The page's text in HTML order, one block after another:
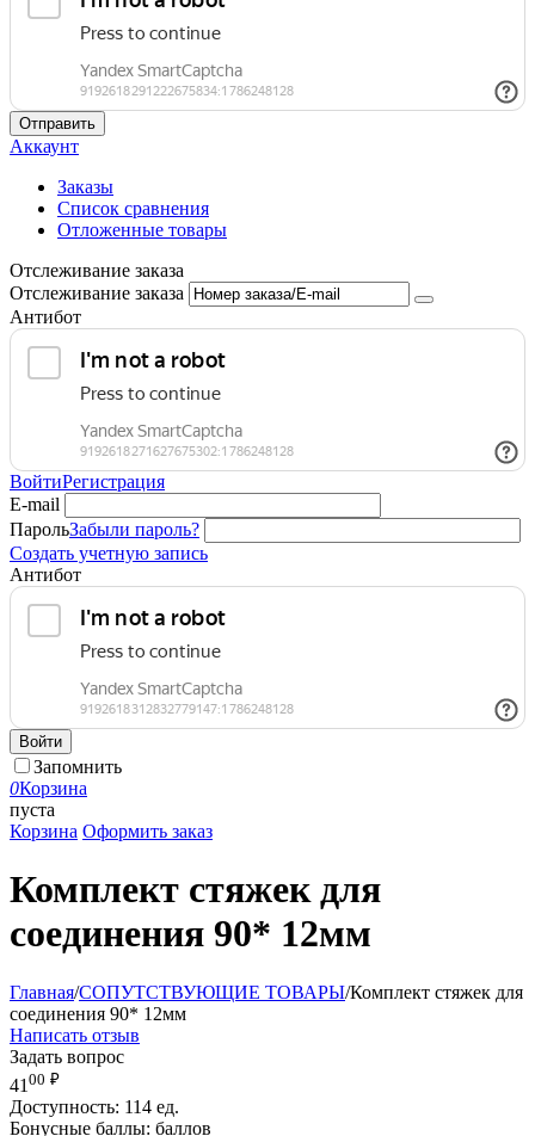
Отправить
Аккаунт
Заказы
Список сравнения
Отложенные товары
Отслеживание заказа
Отслеживание заказа
Антибот
ВойтиРегистрация
E-mail
ПарольЗабыли пароль?
Создать учетную запись
Антибот
Войти
Запомнить
0Корзина
пуста
Корзина Оформить заказ
Комплект стяжек для
соединения 90* 12мм
Главная/СОПУТСТВУЮЩИЕ ТОВАРЫ/Комплект стяжек для
соединения 90* 12мм
Написать отзыв
Задать вопрос
41 00 ₽
Доступность: 114 ед.
Бонусные баллы: баллов